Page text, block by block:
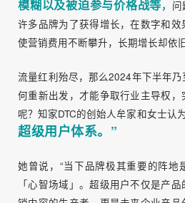
些目前品牌遇到的增长问题：
不足、用户画像模糊、品牌
模糊以及被迫参与价格战等
许多品牌为了获得增长，在数字
使营销费用不断攀升，长期增长
流量红利殆尽，那么2024年下半
呢？知家DTC的创始人牟家和女
超级用户体系。”